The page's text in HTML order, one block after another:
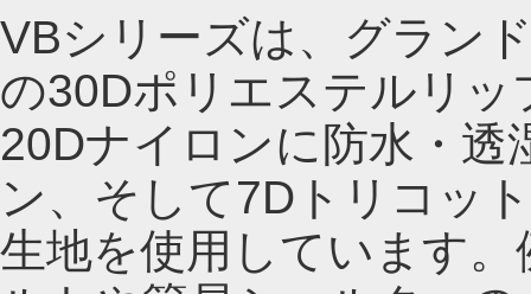
VBシリーズは、グラン
の30Dポリエステルリ
20Dナイロンに防水・透
ン、そして7Dトリコッ
生地を使用しています